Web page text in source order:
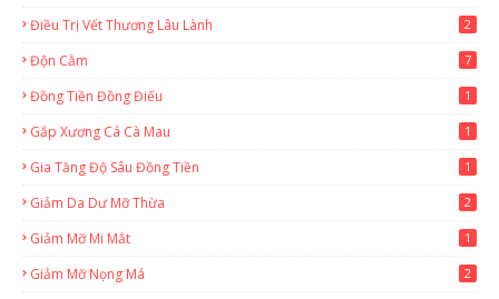
Điều Trị Vết Thương Lâu Lành 2
Độn Cằm 7
Đồng Tiền Đồng Điếu 1
Gắp Xương Cá Cà Mau 1
Gia Tăng Độ Sâu Đồng Tiền 1
Giảm Da Dư Mỡ Thừa 2
Giảm Mỡ Mi Mắt 1
Giảm Mỡ Nọng Má 2